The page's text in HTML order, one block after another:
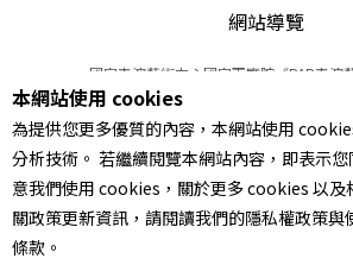
網站導覽
國家表演藝術中心國家兩廳院《PAR表演
© 2022Performing arts redefined. All
統一編號 Tax Id number
本站所提供相關演出資訊，如有異動應以主
服務條款｜隱私權聲明｜著
本網站使用 cookies
為提供您更多優質的內容，本網站使用
分析技術。 若繼續閱覽本網站內容，即表示您
意我們使用 cookies，關於更多 cookies 以及
關政策更新資訊，請閱讀我們的隱私權政策與
條款。